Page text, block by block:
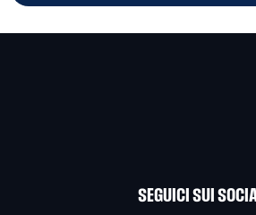
SEGUICI SUI